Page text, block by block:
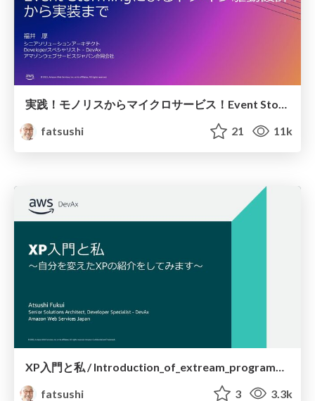
実践！モノリスからマイクロサービス！Event Stormingによるドメイン駆動設計から実装まで / AWS_Dev_Day_2023_E_3
fatsushi
21 11k
fatsushi
3 3.3k